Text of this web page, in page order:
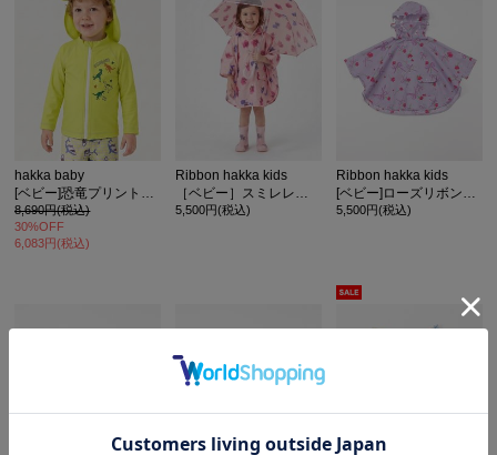
hakka baby
[ベビー]恐竜プリントラッシュガード(UVカット)
8,690円(税込)
30%OFF
6,083円(税込)
Ribbon hakka kids
［ベビー］スミレレインポンチョ
5,500円(税込)
Ribbon hakka kids
[ベビー]ローズリボンプリントレインポンチョ
5,500円(税込)